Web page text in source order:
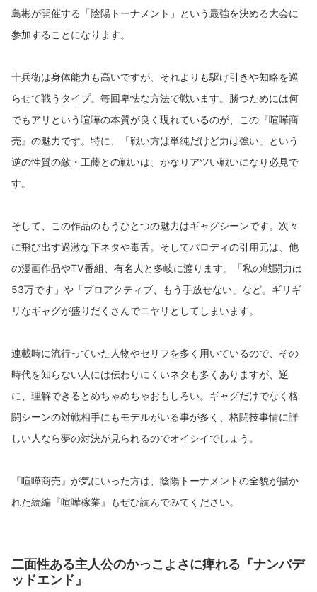
島彬が開催する「陰陽トーナメント」という最強を決める大会に
参加することになります。
十兵衛は身体能力も高いですが、それよりも駆け引きや知略を巡
らせて戦うタイプ。毎回卑怯な方法で戦います。勝つためには何
でもアリという喧嘩の本質が良く現れているのが、この『喧嘩商
売』の魅力です。特に、「戦い方は単純だけど力は強い」という
逆の性質の敵・工藤との戦いは、かなりアツい戦いになり必見で
す。
そして、この作品のもうひとつの魅力はギャグシーンです。次々
に飛び出す過激な下ネタや毒舌。そしてパロディの引用元は、他
の漫画作品やTV番組、有名人と多岐に渡ります。「私の戦闘力は
53万です」や「プロアクティブ、もう手放せない」など。ギリギ
リなギャグが盛りだくさんでニヤリとしてしまいます。
連載時に流行っていた人物やセリフを多く用いているので、その
時代を知らない人には伝わりにくいネタも多くありますが、逆
に、理解できるとめちゃめちゃおもしろい。ギャグだけでなく格
闘シーンの対戦相手にもモデルがいる事が多く、格闘技事情に詳
しい人なら夢の対決が見られるのでオイシイでしょう。
『喧嘩商売』が気にいった方は、陰陽トーナメントの全貌が描か
れた続編『喧嘩稼業』もぜひ読んでみてください。
二面性ある主人公のかっこよさに痺れる『ナンバデ
ッドエンド』